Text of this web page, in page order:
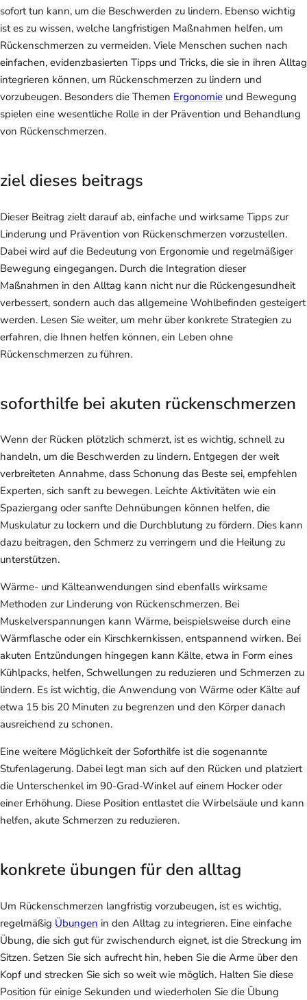
sofort tun kann, um die Beschwerden zu lindern. Ebenso wichtig
ist es zu wissen, welche langfristigen Maßnahmen helfen, um
Rückenschmerzen zu vermeiden. Viele Menschen suchen nach
einfachen, evidenzbasierten Tipps und Tricks, die sie in ihren Alltag
integrieren können, um Rückenschmerzen zu lindern und
vorzubeugen. Besonders die Themen Ergonomie und Bewegung
spielen eine wesentliche Rolle in der Prävention und Behandlung
von Rückenschmerzen.
ziel dieses beitrags
Dieser Beitrag zielt darauf ab, einfache und wirksame Tipps zur
Linderung und Prävention von Rückenschmerzen vorzustellen.
Dabei wird auf die Bedeutung von Ergonomie und regelmäßiger
Bewegung eingegangen. Durch die Integration dieser
Maßnahmen in den Alltag kann nicht nur die Rückengesundheit
verbessert, sondern auch das allgemeine Wohlbefinden gesteigert
werden. Lesen Sie weiter, um mehr über konkrete Strategien zu
erfahren, die Ihnen helfen können, ein Leben ohne
Rückenschmerzen zu führen.
soforthilfe bei akuten rückenschmerzen
Wenn der Rücken plötzlich schmerzt, ist es wichtig, schnell zu
handeln, um die Beschwerden zu lindern. Entgegen der weit
verbreiteten Annahme, dass Schonung das Beste sei, empfehlen
Experten, sich sanft zu bewegen. Leichte Aktivitäten wie ein
Spaziergang oder sanfte Dehnübungen können helfen, die
Muskulatur zu lockern und die Durchblutung zu fördern. Dies kann
dazu beitragen, den Schmerz zu verringern und die Heilung zu
unterstützen.
Wärme- und Kälteanwendungen sind ebenfalls wirksame
Methoden zur Linderung von Rückenschmerzen. Bei
Muskelverspannungen kann Wärme, beispielsweise durch eine
Wärmflasche oder ein Kirschkernkissen, entspannend wirken. Bei
akuten Entzündungen hingegen kann Kälte, etwa in Form eines
Kühlpacks, helfen, Schwellungen zu reduzieren und Schmerzen zu
lindern. Es ist wichtig, die Anwendung von Wärme oder Kälte auf
etwa 15 bis 20 Minuten zu begrenzen und den Körper danach
ausreichend zu schonen.
Eine weitere Möglichkeit der Soforthilfe ist die sogenannte
Stufenlagerung. Dabei legt man sich auf den Rücken und platziert
die Unterschenkel im 90-Grad-Winkel auf einem Hocker oder
einer Erhöhung. Diese Position entlastet die Wirbelsäule und kann
helfen, akute Schmerzen zu reduzieren.
konkrete übungen für den alltag
Um Rückenschmerzen langfristig vorzubeugen, ist es wichtig,
regelmäßig Übungen in den Alltag zu integrieren. Eine einfache
Übung, die sich gut für zwischendurch eignet, ist die Streckung im
Sitzen. Setzen Sie sich aufrecht hin, heben Sie die Arme über den
Kopf und strecken Sie sich so weit wie möglich. Halten Sie diese
Position für einige Sekunden und wiederholen Sie die Übung